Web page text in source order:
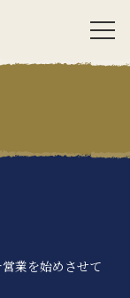
業を始めさせて